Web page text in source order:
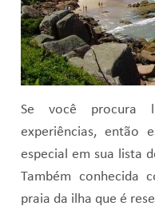
Se você procura
experiências, então
especial em sua lista
Também conhecida
praia da ilha que é